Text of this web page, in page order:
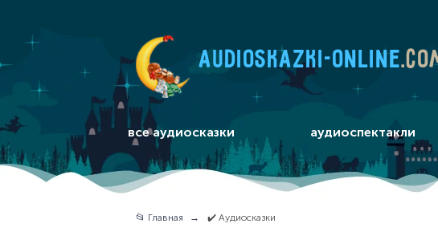
audioskazki-online
все аудиосказки аудиоспектакли
📂 Главная ✔️ Аудиосказки